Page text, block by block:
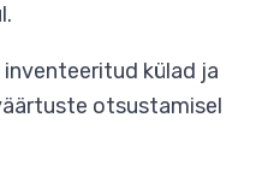
külad ja
otsustamisel